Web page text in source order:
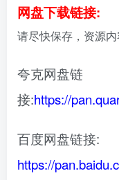
网盘下载链接:
请尽快保存，资源
夸克网盘链
接:https://
百度网盘链接:
https://